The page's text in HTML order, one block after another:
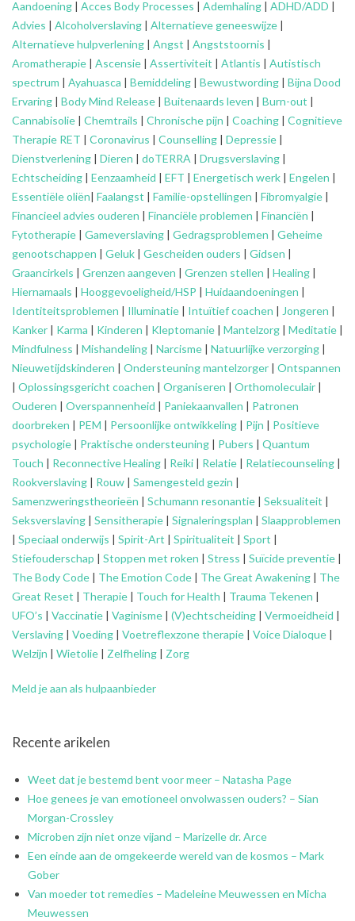
Aandoening | Acces Body Processes | Ademhaling | ADHD/ADD |
Advies | Alcoholverslaving | Alternatieve geneeswijze |
Alternatieve hulpverlening | Angst | Angststoornis |
Aromatherapie | Ascensie | Assertiviteit | Atlantis | Autistisch
spectrum | Ayahuasca | Bemiddeling | Bewustwording | Bijna Dood
Ervaring | Body Mind Release | Buitenaards leven | Burn-out |
Cannabisolie | Chemtrails | Chronische pijn | Coaching | Cognitieve
Therapie RET | Coronavirus | Counselling | Depressie |
Dienstverlening | Dieren | doTERRA | Drugsverslaving |
Echtscheiding | Eenzaamheid | EFT | Energetisch werk | Engelen |
Essentiële oliën| Faalangst | Familie-opstellingen | Fibromyalgie |
Financieel advies ouderen | Financiële problemen | Financiën |
Fytotherapie | Gameverslaving | Gedragsproblemen | Geheime
genootschappen | Geluk | Gescheiden ouders | Gidsen |
Graancirkels | Grenzen aangeven | Grenzen stellen | Healing |
Hiernamaals | Hooggevoeligheid/HSP | Huidaandoeningen |
Identiteitsproblemen | Illuminatie | Intuïtief coachen | Jongeren |
Kanker | Karma | Kinderen | Kleptomanie | Mantelzorg | Meditatie |
Mindfulness | Mishandeling | Narcisme | Natuurlijke verzorging |
Nieuwetijdskinderen | Ondersteuningmantelzorger | Ontspannen
| Oplossingsgericht coachen | Organiseren | Orthomoleculair |
Ouderen | Overspannenheid | Paniekaanvallen | Patronen
doorbreken | PEM | Persoonlijke ontwikkeling | Pijn | Positieve
psychologie | Praktische ondersteuning | Pubers | Quantum
Touch | Reconnective Healing | Reiki | Relatie | Relatiecounseling |
Rookverslaving | Rouw | Samengesteld gezin |
Samenzweringstheorieën | Schumann resonantie | Seksualiteit |
Seksverslaving | Sensitherapie | Signaleringsplan | Slaapproblemen
| Speciaal onderwijs | Spirit-Art | Spiritualiteit | Sport |
Stiefouderschap | Stoppen met roken | Stress | Suïcide preventie |
The Body Code | The Emotion Code | The Great Awakening | The
Great Reset | Therapie | Touch for Health | Trauma Tekenen |
UFO’s | Vaccinatie | Vaginisme | (V)echtscheiding | Vermoeidheid |
Verslaving | Voeding | Voetreflexzone therapie | Voice Dialoque |
Welzijn | Wietolie | Zelfheling | Zorg
Meld je aan als hulpaanbieder
Recente arikelen
Weet dat je bestemd bent voor meer – Natasha Page
Hoe genees je van emotioneel onvolwassen ouders? – Sian
Morgan-Crossley
Microben zijn niet onze vijand – Marizelle dr. Arce
Een einde aan de omgekeerde wereld van de kosmos – Mark
Gober
Van moeder tot remedies – Madeleine Meuwessen en Micha
Meuwessen